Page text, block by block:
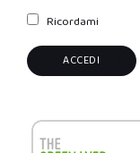
Ricordami